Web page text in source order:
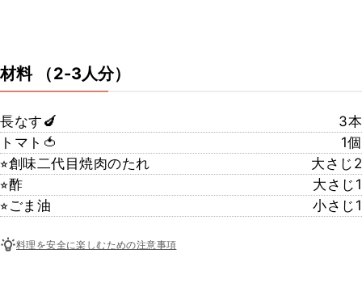
材料 （2-3人分）
長なす🍆
3本
トマト🍅
1個
⭐︎創味二代目焼肉のたれ
大さじ2
⭐︎酢
大さじ1
⭐︎ごま油
小さじ1
料理を安全に楽しむための注意事項